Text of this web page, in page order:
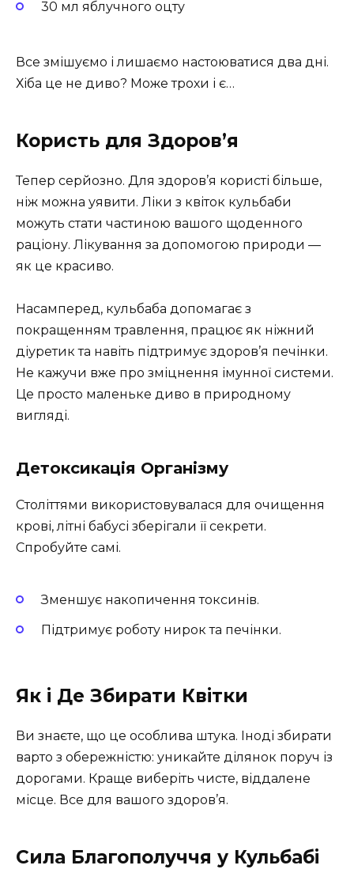
30 мл яблучного оцту
Все змішуємо і лишаємо настоюватися два дні.
Хіба це не диво? Може трохи і є…
Користь для Здоров’я
Тепер серйозно. Для здоров’я користі більше,
ніж можна уявити. Ліки з квіток кульбаби
можуть стати частиною вашого щоденного
раціону. Лікування за допомогою природи —
як це красиво.
Насамперед, кульбаба допомагає з
покращенням травлення, працює як ніжний
діуретик та навіть підтримує здоров’я печінки.
Не кажучи вже про зміцнення імунної системи.
Це просто маленьке диво в природному
вигляді.
Детоксикація Організму
Століттями використовувалася для очищення
крові, літні бабусі зберігали її секрети.
Спробуйте самі.
Зменшує накопичення токсинів.
Підтримує роботу нирок та печінки.
Як і Де Збирати Квітки
Ви знаєте, що це особлива штука. Іноді збирати
варто з обережністю: уникайте ділянок поруч із
дорогами. Краще виберіть чисте, віддалене
місце. Все для вашого здоров’я.
Сила Благополуччя у Кульбабі